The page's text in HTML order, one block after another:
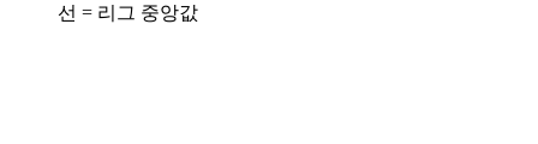
선 = 리그 중앙값